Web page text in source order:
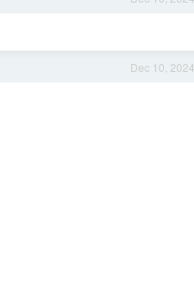
Dec 10, 2024